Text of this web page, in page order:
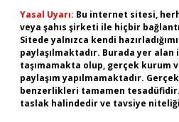
Yasal Uyarı: Bu internet sitesi,
veya şahıs şirketi ile hiçbir
Sitede yalnızca kendi
paylaşılmaktadır. Burada yer
taşımamakta olup, gerçek kurum
paylaşım yapılmamaktadır.
benzerlikleri tamamen
taslak halindedir ve tavsiye